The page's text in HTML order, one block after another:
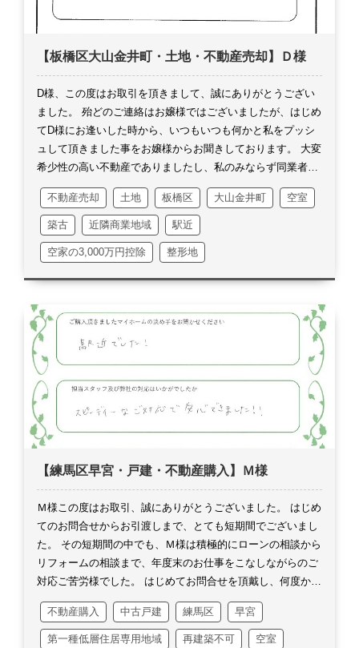
多少のネガティブなお話しを触れておりましたので、内覧さ
れる方々皆「広いですね安いですね」と前向きなお話しが多
くございました。真っ先に購入をしたいというお客様がおり
ましたが、リフォーム費用が掛かるなどの理由から更に価格
交渉が入りました。一番初めにお話しが入って来た申込みが
一番良いと長年思っておりました。 1割程度の価格交渉なら
という私の中で、これならお話しが進むのではないかと、鼻
息荒く即T様に相談をしました。 突然にも関わらず、打合せ
の場所まで手配を頂きました。お話しをする中で、ハッと気
価格交渉ではあっても、販売スタート金額からは3割強の価
格の目減りでした。私は取引を纏める為だけで、T様に寄り
添えていなかったと気づきました。
最終的には価格変更後の価格から数十万円の価格交渉で済み
ました。私の努力不足でしたと痛感しております。T様の本
書も出て来て、最後の最後に何か全てが上手く事が進んだな
と思っております。
T様や娘様ご夫婦のご理解とご協力の賜
物でございます。なかなかこちらの方には来られる機会がな
いかも知れませんが、お近くに来られる際は是非お店にお立
ち寄りください。いつもいつもお菓子や飲み物を頂戴致しま
してありがとうございました。では大分寒くなりましたの
で、どうか体調等崩されませんよう、お身体には十分お気を
付けください。
【板橋区大山金井町・土地・不動産売却】Ｄ様
D様、この度はお取引を頂きまして、誠にありがとうござい
ました。 殆どのご連絡はお嬢様ではございましたが、はじめ
てD様にお逢いした時から、いつもいつも何かと私をプッシ
ュして頂きました事をお嬢様からお聞きしております。 大変
希少性の高い不動産でありましたし、私のみならず同業者他
社からのアプローチも凄かったと思います。その沢山の中か
らお選び頂きまして大変嬉しく思います。折角の信頼を無く
さないよう、細心の注意を払いながら業務に取組ませて頂き
ました。流石にイレギュラーな物事が何もない訳ではありま
せんでしたが、最小限に収める事が出来たのかなと思いま
す。ご期待に応えたいという気持ちもありましたが、D様や
をプッシュして頂いたD様とお嬢様に泥を塗る訳には行かな
いという責任の想いが強かったです。
は、兎に角このご売却の事で気を揉ませないように、そうい
った気持ちも強かったです。今回たまたま終わってみれば、
スムーズな取引だったのかなとは思いますが、それもこれも
D様ならびにお嬢様のご理解とご協力のお陰でございます。
この数ヵ月密なメールのやり取りをありがとうございます。
私自身また一つ、大きく経験値が上がったのではないかと思
います。感謝の念に堪えません、この度は本当にありがとう
ございました。
不動産売却 土地 板橋区 大山金井町 空室
築古 近隣商業地域 駅近
空家の3,000万円控除 整形地
【練馬区早宮・戸建・不動産購入】Ｍ様
Ｍ様この度はお取引、誠にありがとうございました。 はじめ
てのお問合せからお引渡しまで、とても短期間でございまし
た。 その短期間の中でも、Ｍ様は積極的にローンの相談から
リフォームの相談まで、年度末のお仕事をこなしながらのご
対応ご苦労様でした。 はじめてお問合せを頂戴し、何度かの
お電話のやり取りを経て、はじめてお逢いした時の私の印象
は、ご夫婦で投資物件を購入され運用されていらっしゃるん
だろうなぁと思っておりました。勿論私の大きな勘違いです
不動産購入 中古戸建 練馬区 早宮
第一種低層住居専用地域 再建築不可 空室